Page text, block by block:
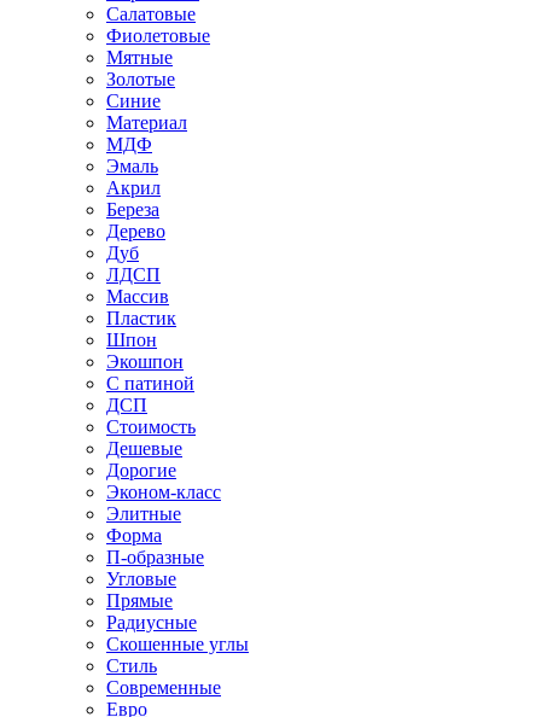
Салатовые
Фиолетовые
Мятные
Золотые
Синие
Материал
МДФ
Эмаль
Акрил
Береза
Дерево
Дуб
ЛДСП
Массив
Пластик
Шпон
Экошпон
С патиной
ДСП
Стоимость
Дешевые
Дорогие
Эконом-класс
Элитные
Форма
П-образные
Угловые
Прямые
Радиусные
Скошенные углы
Стиль
Современные
Евро